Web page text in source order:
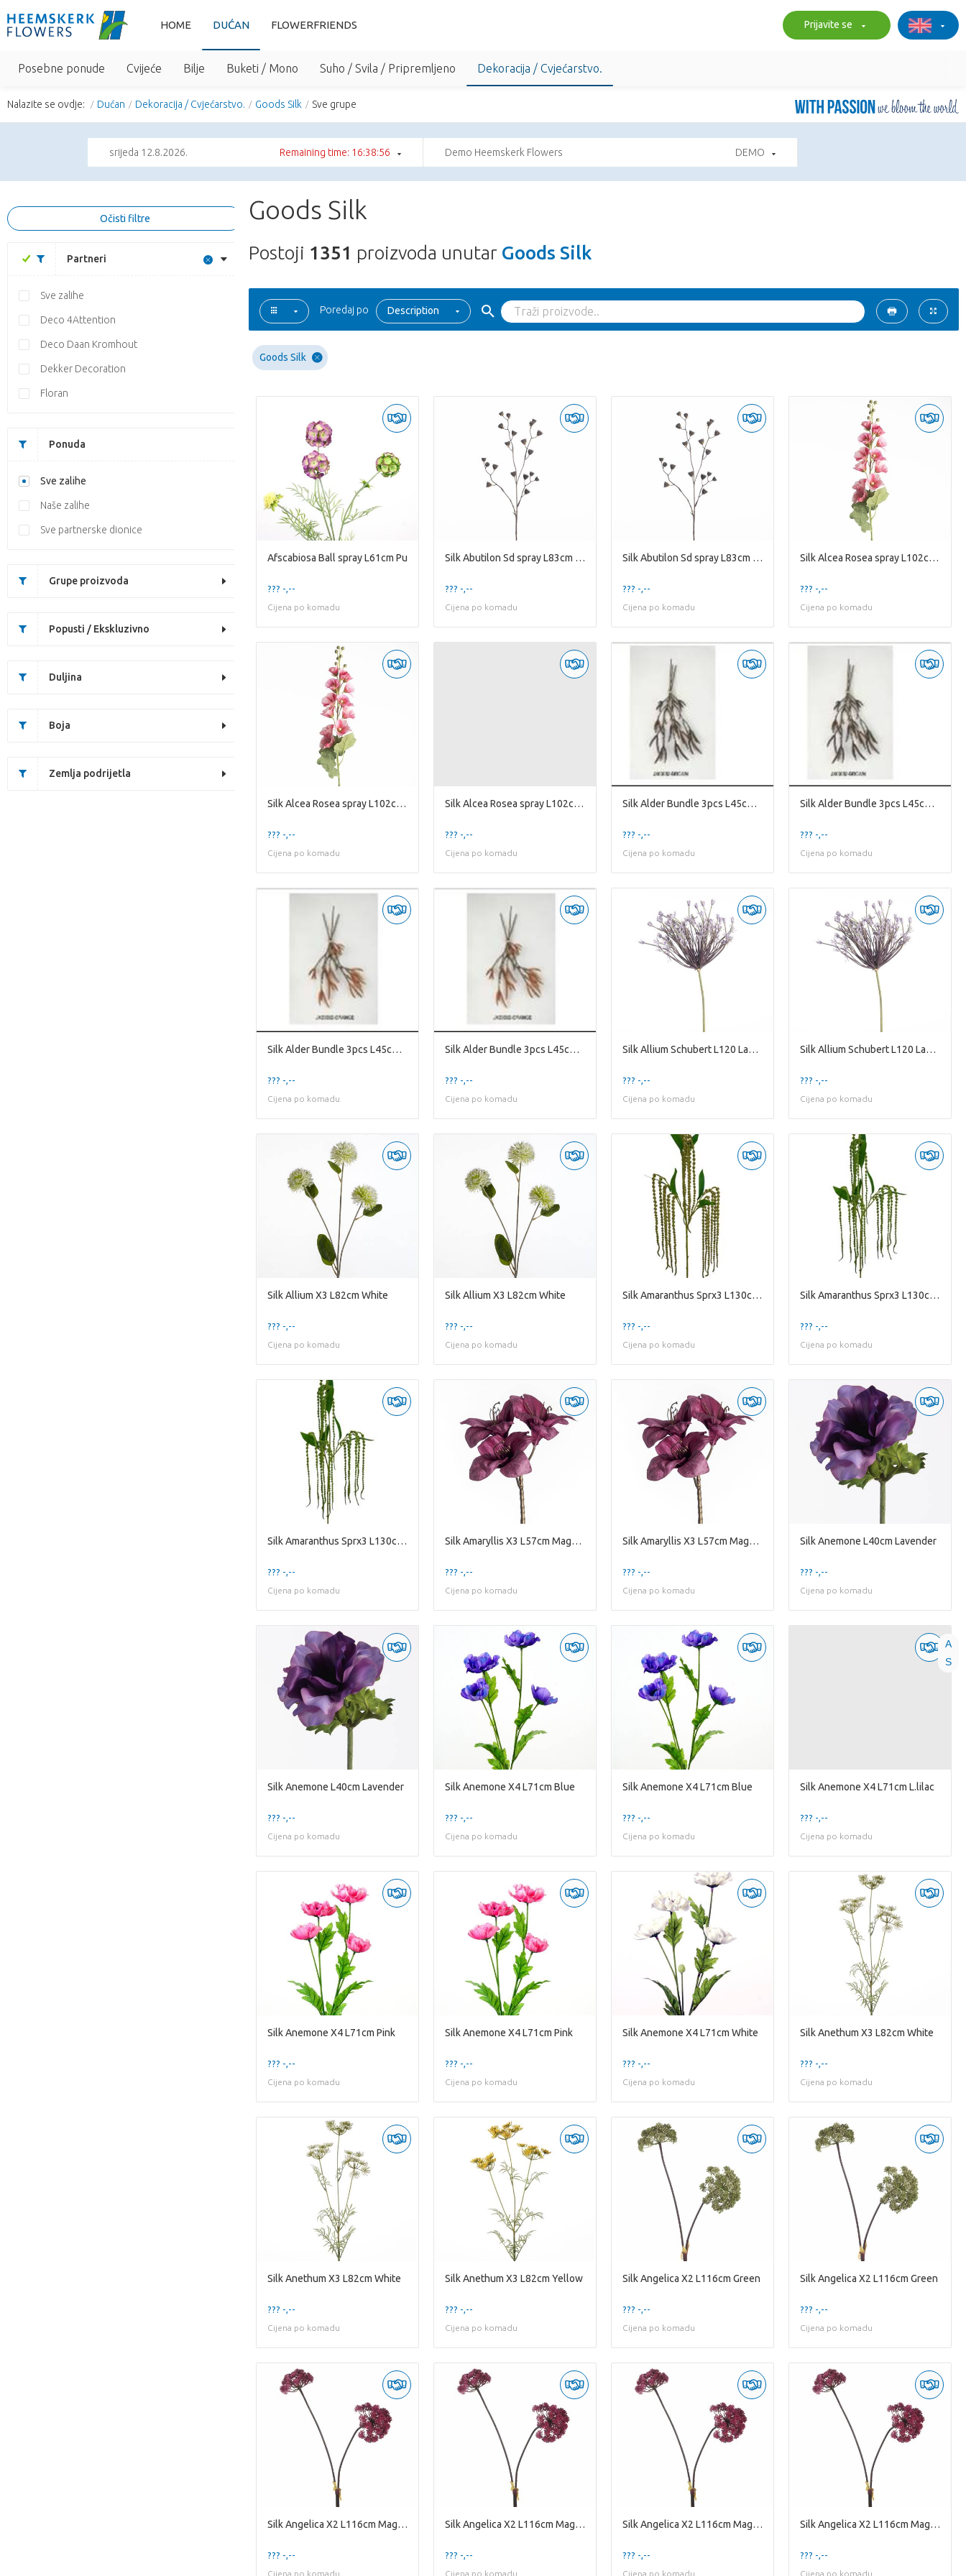
HOME DUĆAN FLOWERFRIENDS Prijavite se
Posebne ponude Cvijeće Bilje Buketi / Mono Suho / Svila / Pripremljeno Dekoracija / Cvjećarstvo.
Nalazite se ovdje: Dućan Dekoracija / Cvjećarstvo. Goods Silk Sve grupe
srijeda 12.8.2026. Remaining time: 16:38:55 Demo Heemskerk Flowers DEMO
A
S
Očisti filtre
Partneri
Sve zalihe
Deco 4Attention
Deco Daan Kromhout
Dekker Decoration
Floran
Ponuda
Sve zalihe
Naše zalihe
Sve partnerske dionice
Grupe proizvoda
Popusti / Ekskluzivno
Duljina
Boja
Zemlja podrijetla
Goods Silk
Postoji 1351 proizvoda unutar Goods Silk
Poredaj po Description
Goods Silk
Afscabiosa Ball spray L61cm Pu
??? -,--
Cijena po komadu
Silk Abutilon Sd spray L83cm Nat
??? -,--
Cijena po komadu
Silk Abutilon Sd spray L83cm Nat
??? -,--
Cijena po komadu
Silk Alcea Rosea spray L102cm Pi
??? -,--
Cijena po komadu
Silk Alcea Rosea spray L102cm Pi
??? -,--
Cijena po komadu
Silk Alcea Rosea spray L102cm Ye
??? -,--
Cijena po komadu
Silk Alder Bundle 3pcs L45cm Br
??? -,--
Cijena po komadu
Silk Alder Bundle 3pcs L45cm Br
??? -,--
Cijena po komadu
Silk Alder Bundle 3pcs L45cm Or
??? -,--
Cijena po komadu
Silk Alder Bundle 3pcs L45cm Or
??? -,--
Cijena po komadu
Silk Allium Schubert L120 Laven
??? -,--
Cijena po komadu
Silk Allium Schubert L120 Laven
??? -,--
Cijena po komadu
Silk Allium X3 L82cm White
??? -,--
Cijena po komadu
Silk Allium X3 L82cm White
??? -,--
Cijena po komadu
Silk Amaranthus Sprx3 L130cm Gre
??? -,--
Cijena po komadu
Silk Amaranthus Sprx3 L130cm Gre
??? -,--
Cijena po komadu
Silk Amaranthus Sprx3 L130cm Gre
??? -,--
Cijena po komadu
Silk Amaryllis X3 L57cm Magenta
??? -,--
Cijena po komadu
Silk Amaryllis X3 L57cm Magenta
??? -,--
Cijena po komadu
Silk Anemone L40cm Lavender
??? -,--
Cijena po komadu
Silk Anemone L40cm Lavender
??? -,--
Cijena po komadu
Silk Anemone X4 L71cm Blue
??? -,--
Cijena po komadu
Silk Anemone X4 L71cm Blue
??? -,--
Cijena po komadu
Silk Anemone X4 L71cm L.lilac
??? -,--
Cijena po komadu
Silk Anemone X4 L71cm Pink
??? -,--
Cijena po komadu
Silk Anemone X4 L71cm Pink
??? -,--
Cijena po komadu
Silk Anemone X4 L71cm White
??? -,--
Cijena po komadu
Silk Anethum X3 L82cm White
??? -,--
Cijena po komadu
Silk Anethum X3 L82cm White
??? -,--
Cijena po komadu
Silk Anethum X3 L82cm Yellow
??? -,--
Cijena po komadu
Silk Angelica X2 L116cm Green
??? -,--
Cijena po komadu
Silk Angelica X2 L116cm Green
??? -,--
Cijena po komadu
Silk Angelica X2 L116cm Magenta
??? -,--
Cijena po komadu
Silk Angelica X2 L116cm Magenta
??? -,--
Cijena po komadu
Silk Angelica X2 L116cm Magenta
??? -,--
Cijena po komadu
Silk Angelica X2 L116cm Magenta
??? -,--
Cijena po komadu